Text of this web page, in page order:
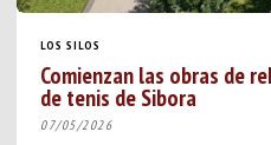
LOS SILOS
Comienzan las obras de
de tenis de Sibora
07/05/2026